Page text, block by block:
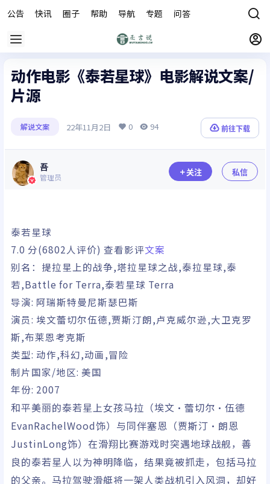
公告 快讯 圈子 帮助 导航 专题 问答
动作电影《泰若星球》电影解说文案/
片源
解说文案 22年11月2日 0 94 前往下载
吾
管理员 关注 私信
泰若星球
7.0 分(6802人评价) 查看影评文案
别名： 提拉星上的战争,塔拉星球之战,泰拉星球,泰
若,Battle for Terra,泰若星球 Terra
导演: 阿瑞斯特曼尼斯瑟巴斯
演员: 埃文蕾切尔伍德,贾斯汀朗,卢克威尔逊,大卫克罗
斯,布莱恩考克斯
类型: 动作,科幻,动画,冒险
制片国家/地区: 美国
年份: 2007
和平美丽的泰若星上女孩马拉（埃文•蕾切尔•伍德
EvanRachelWood饰）与同伴塞恩（贾斯汀•朗恩
JustinLong饰）在滑翔比赛游戏时突遇地球战舰，善
良的泰若星人以为神明降临，结果竟被抓走，包括马拉
的父亲。马拉驾驶滑艇将一架人类战机引入风洞，却好